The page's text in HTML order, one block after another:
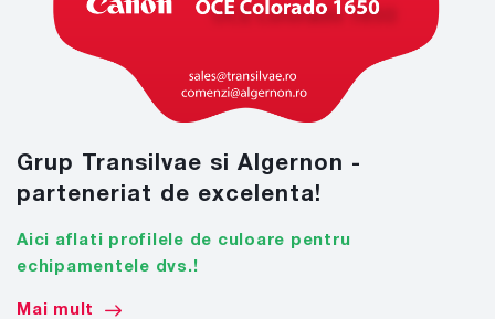
Grup Transilvae si Algernon -
parteneriat de excelenta!
Aici aflati profilele de culoare pentru
echipamentele dvs.!
Mai mult